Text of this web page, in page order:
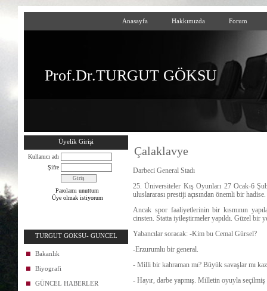
Anasayfa Hakkımızda Forum
Prof.Dr.TURGUT GÖKSU
Üyelik Girişi
Kullanıcı adı
Şifre
Parolamı unuttum
Üye olmak istiyorum
TURGUT GOKSU- GUNCEL
Bakanlık
Biyografi
GÜNCEL HABERLER
Çalaklavye
Darbeci General Stadı
25. Üniversiteler Kış Oyunları 27 Ocak-6
uluslararası prestiji açısından önemli bir hadise.
Ancak spor faaliyetlerinin bir kısmının
cinsten. Statta iyileştirmeler yapıldı. Güzel bir
Yabancılar soracak: -Kim bu Cemal Gürsel?
-Erzurumlu bir general.
- Milli bir kahraman mı? Büyük savaşlar mı
- Hayır, darbe yapmış. Milletin oyuyla